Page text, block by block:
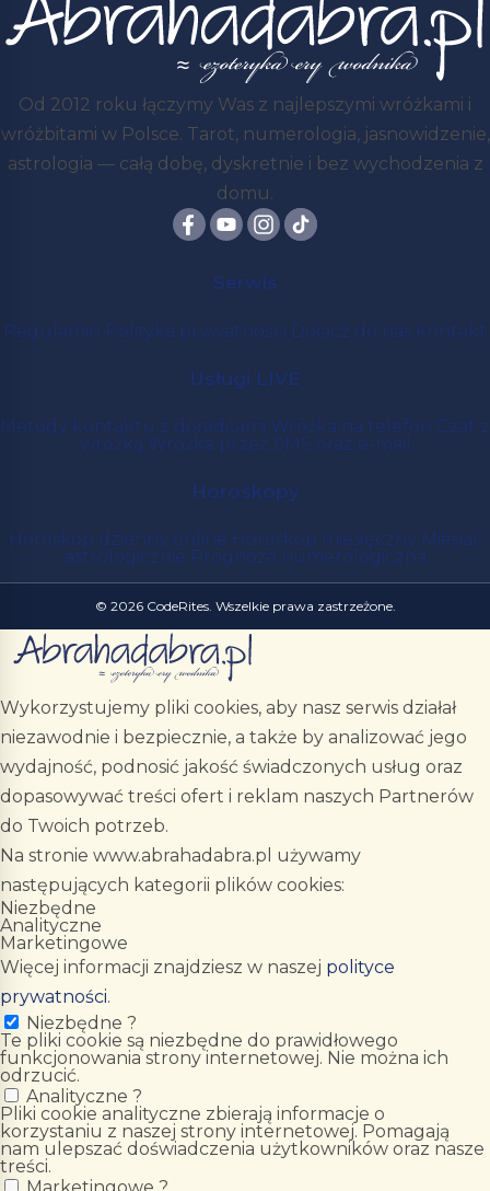
Od 2012 roku łączymy Was z najlepszymi wróżkami i
wróżbitami w Polsce. Tarot, numerologia, jasnowidzenie,
astrologia — całą dobę, dyskretnie i bez wychodzenia z
domu.
Serwis
Regulamin Polityka prywatności Dołącz do nas Kontakt
Usługi LIVE
Metody kontaktu z doradcami Wróżka na telefon Czat z
wróżką Wróżka przez SMS oraz e-mail
Horoskopy
Horoskop dzienny online Horoskop miesięczny Miesiąc
astrologicznie Prognoza numerologiczna
© 2026 CodeRites. Wszelkie prawa zastrzeżone.
Wykorzystujemy pliki cookies, aby nasz serwis działał
niezawodnie i bezpiecznie, a także by analizować jego
wydajność, podnosić jakość świadczonych usług oraz
dopasowywać treści ofert i reklam naszych Partnerów
do Twoich potrzeb.
Na stronie www.abrahadabra.pl używamy
następujących kategorii plików cookies:
Niezbędne
Analityczne
Marketingowe
Więcej informacji znajdziesz w naszej polityce
prywatności.
Niezbędne ?
Te pliki cookie są niezbędne do prawidłowego
funkcjonowania strony internetowej. Nie można ich
odrzucić.
Analityczne ?
Pliki cookie analityczne zbierają informacje o
korzystaniu z naszej strony internetowej. Pomagają
nam ulepszać doświadczenia użytkowników oraz nasze
treści.